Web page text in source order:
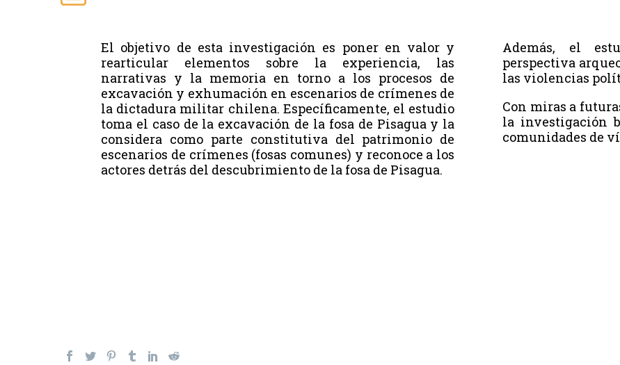
El objetivo de esta investigación es poner en valor y
rearticular elementos sobre la experiencia, las
narrativas y la memoria en torno a los procesos de
excavación y exhumación en escenarios de crímenes de
la dictadura militar chilena. Específicamente, el estudio
toma el caso de la excavación de la fosa de Pisagua y la
considera como parte constitutiva del patrimonio de
escenarios de crímenes (fosas comunes) y reconoce a los
actores detrás del descubrimiento de la fosa de Pisagua.
Además, el
perspectiva
las violencias
Con miras a
la investigación
comunidades de